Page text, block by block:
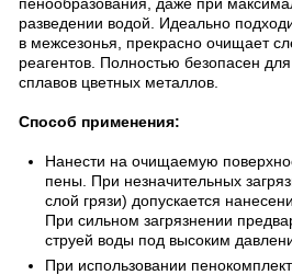
разведении водой. Идеально
в межсезонья, прекрасно очищает
реагентов. Полностью безопасен
сплавов цветных металлов.
Способ применения:
Нанести на очищаемую
пены. При незначительных
слой грязи) допускается
При сильном загрязнении
струей воды под высоким
При использовании